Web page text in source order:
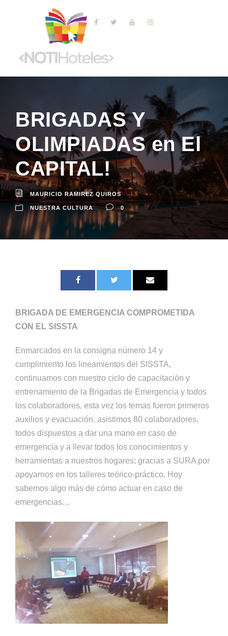
BRIGADAS Y
OLIMPIADAS en El
CAPITAL!
MAURICIO RAMIREZ QUIROS
NUESTRA CULTURA 0
BRIGADA DE EMERGENCIA COMPROMETIDA
CON EL SISSTA
Enmarcados en la consigna número 14 y
cumplimiento los lineamientos del SISSTA,
continuamos con nuestro ciclo de capacitación y
entrenamiento de la Brigadas de Emergencia y todos
los colaboradores, esta vez los temas fueron primeros
auxilios y evacuación, asistimos 80 colaboradores,
todos dispuestos a dar una mano en caso de
emergencia y a llevar todos los conocimientos y
herramientas a nuestros hogares; gracias a SURA por
apoyarnos en los talleres teórico-práctico. Hoy
sabemos algo más de cómo actuar en caso de
emergencias…